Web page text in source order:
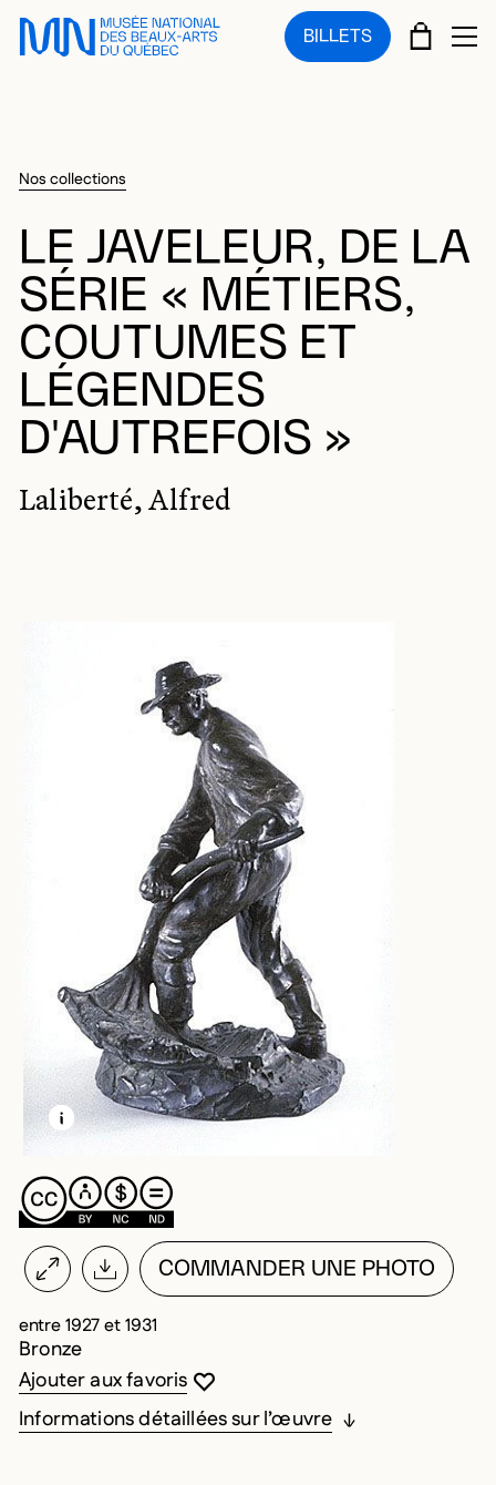
Sauter au menu principal
Sauter au contenu principal
Sauter au pied de page
BILLETS PANIER
Nos collections
LE JAVELEUR, DE LA
SÉRIE « MÉTIERS,
COUTUMES ET
LÉGENDES
D'AUTREFOIS »
Laliberté, Alfred
EN SAVOIR PLUS SUR CETTE IMAGE
OUVRIR LA MODALE
COMMANDER UNE PHOTO
entre 1927 et 1931
Bronze
Vous devez être connecté pour ajouter
Fermer la modale
Ouvrir la modale
Ajouter aux favoris
Informations détaillées sur l’œuvre